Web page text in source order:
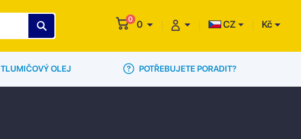
0 0 CZ Kč
TLUMIČOVÝ OLEJ POTŘEBUJETE PORADIT?